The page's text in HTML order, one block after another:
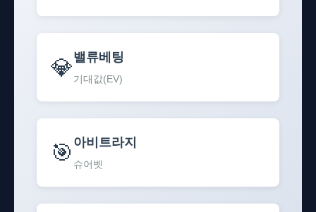
💎밸류베팅
기대값(EV)
🎯 아비트라지
슈어벳